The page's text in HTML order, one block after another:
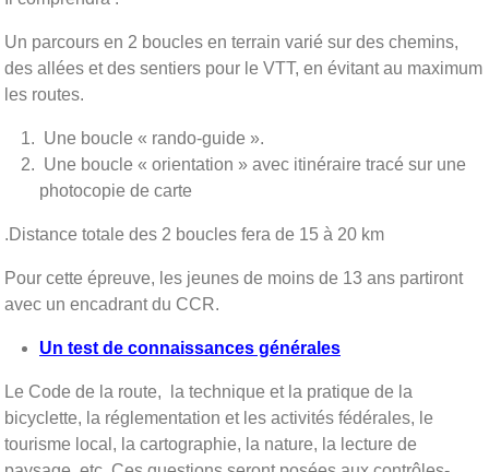
Un parcours en 2 boucles en terrain varié sur des chemins,
des allées et des sentiers pour le VTT, en évitant au maximum
les routes.
Une boucle « rando-guide ».
Une boucle « orientation » avec itinéraire tracé sur une
photocopie de carte
.Distance totale des 2 boucles fera de 15 à 20 km
Pour cette épreuve, les jeunes de moins de 13 ans partiront
avec un encadrant du CCR.
Un test de connaissances générales
Le Code de la route, la technique et la pratique de la
bicyclette, la réglementation et les activités fédérales, le
tourisme local, la cartographie, la nature, la lecture de